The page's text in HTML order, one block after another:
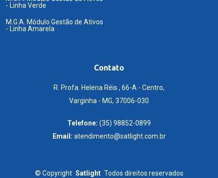
- Linha Verde
M.G.A. Módulo Gestão de Ativos
- Linha Amarela
Contato
R. Profa. Helena Réis , 66-A - Centro,
Varginha - MG, 37006-030
Telefone: (35) 98852-0899
Email: atendimento@satlight.com.br
© Copyright Satlight Todos direitos reservados